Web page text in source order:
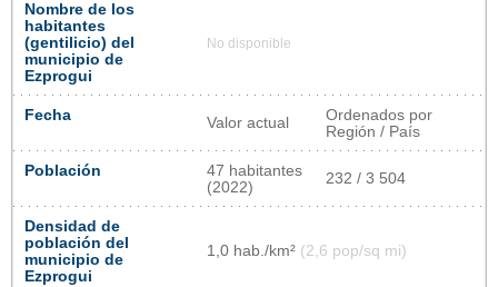
Nombre de los
habitantes
(gentilicio) del
municipio de
Ezprogui
No disponible
Fecha Valor actual
Ordenados por
Región / País
Población
47 habitantes
(2022)
232 / 3 504
Densidad de
población del
municipio de
Ezprogui
1,0 hab./km² (2,6 pop/sq mi)